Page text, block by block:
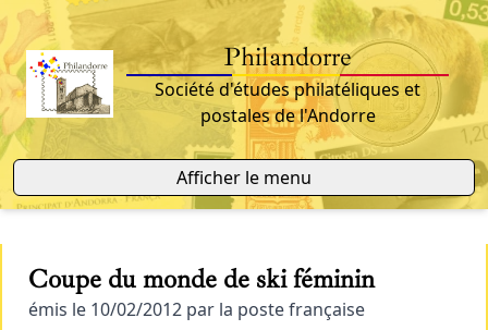
Philandorre
Société d'études philatéliques et
postales de l'Andorre
Afficher le menu
Coupe du monde de ski féminin
émis le 10/02/2012 par la poste française